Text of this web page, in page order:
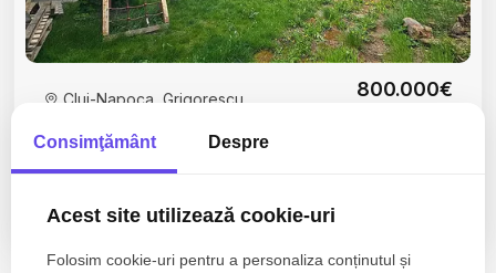
VÂNZARE | Casa + teren 2.044 mp | Grigorescu
Cluj-Napoca
Cluj-Napoca, Grigorescu 800.000€
3 camere 1 baie 165mp
Consimţământ Despre
Acest site utilizează cookie-uri
Folosim cookie-uri pentru a personaliza conținutul și